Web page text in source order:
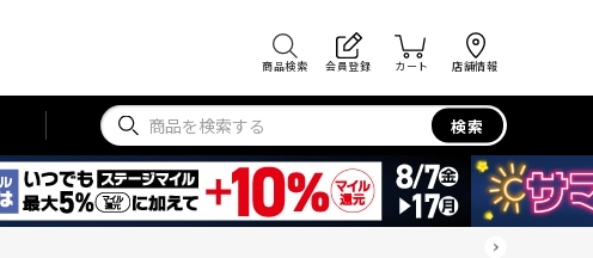
商品検索 会員登録 カート 店舗情報
検索